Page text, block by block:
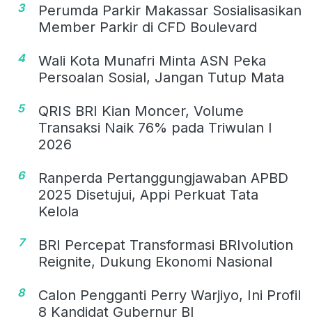
3
Perumda Parkir Makassar Sosialisasikan
Member Parkir di CFD Boulevard
4
Wali Kota Munafri Minta ASN Peka
Persoalan Sosial, Jangan Tutup Mata
5
QRIS BRI Kian Moncer, Volume
Transaksi Naik 76% pada Triwulan I
2026
6
Ranperda Pertanggungjawaban APBD
2025 Disetujui, Appi Perkuat Tata
Kelola
7
BRI Percepat Transformasi BRIvolution
Reignite, Dukung Ekonomi Nasional
8
Calon Pengganti Perry Warjiyo, Ini Profil
8 Kandidat Gubernur BI